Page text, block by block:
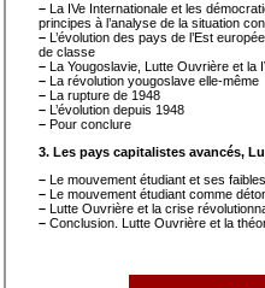
– La IVe Internationale et les
principes à l’analyse de la situation
– L’évolution des pays de l’Est
de classe
– La Yougoslavie, Lutte Ouvrière et la
– La révolution yougoslave elle-même
– La rupture de 1948
– L’évolution depuis 1948
– Pour conclure
3. Les pays capitalistes avancés,
– Le mouvement étudiant et ses
– Le mouvement étudiant comme
– Lutte Ouvrière et la crise
– Conclusion. Lutte Ouvrière et la